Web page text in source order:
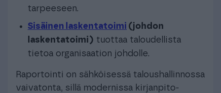
tarpeeseen.
Sisäinen laskentatoimi (johdon
laskentatoimi) tuottaa taloudellista
tietoa organisaation johdolle.
Raportointi on sähköisessä taloushallinnossa
vaivatonta, sillä modernissa kirjanpito-